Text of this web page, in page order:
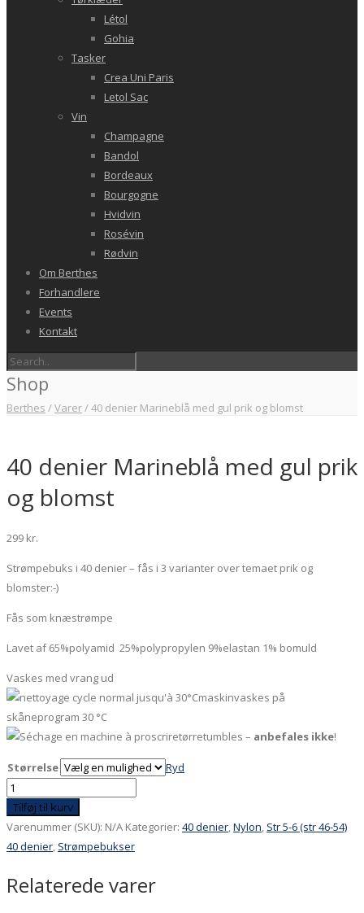
Létol
Gohia
Tasker
Crea Uni Paris
Letol Sac
Vin
Champagne
Bandol
Bordeaux
Bourgogne
Hvidvin
Rosévin
Rødvin
Om Berthes
Forhandlere
Events
Kontakt
Shop
Berthes /Varer/40 denier Marineblå med gul prik og blomst
40 denier Marineblå med gul prik
og blomst
299 kr.
Strømpebuks i 40 denier – fås i 3 varianter over temaet prik og
blomster:-)
Fås som knæstrømpe
Lavet af 65%polyamid 25%polypropylen 9%elastan 1% bomuld
Vaskes med vrang ud
maskinvaskes på
skåneprogram 30 °C
tørretumbles – anbefales ikke!
Størrelse
Ryd
40
denier
Marineblå
med
prik
Tilføj til kurv
Varenummer (SKU): N/A Kategorier: 40 denier Nylon Str 5-6 (str 46-54)
40 denier Strømpebukser
Relaterede varer